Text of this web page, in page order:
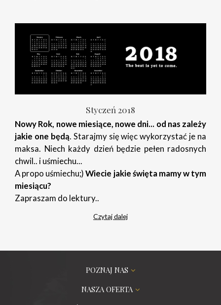
Styczeń 2018
Nowy Rok, nowe miesiące, nowe dni... od nas zależy
jakie one będą. Starajmy się więc wykorzystać je na
maksa. Niech każdy dzień będzie pełen radosnych
chwil.. i uśmiechu...
A propo uśmiechu;)Wiecie jakie święta mamy w tym
miesiącu?
Zapraszam do lektury..
Czytaj dalej
POZNAJ NAS
NASZA OFERTA